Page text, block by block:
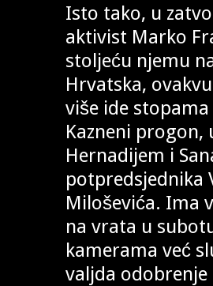
Isto tako, u
aktivist Marko
stoljeću njemu
Hrvatska,
više ide
Kazneni progon,
Hernadijem i
potpredsjednika
Miloševića. Ima
na vrata u
kamerama već
valjda